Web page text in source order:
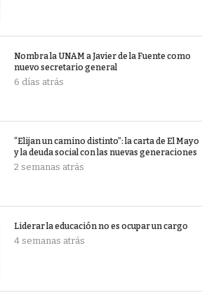
Nombra la UNAM a Javier de la Fuente como
nuevo secretario general
6 días atrás
“Elijan un camino distinto”: la carta de El Mayo
y la deuda social con las nuevas generaciones
2 semanas atrás
Liderar la educación no es ocupar un cargo
4 semanas atrás